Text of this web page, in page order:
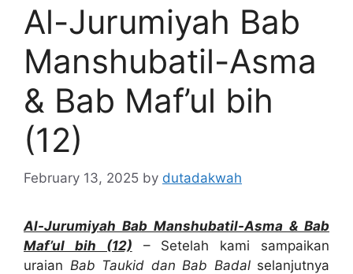
Al-Jurumiyah Bab
Manshubatil-Asma
& Bab Maf’ul bih
(12)
February 13, 2025 by dutadakwah
Al-Jurumiyah Bab Manshubatil-Asma & Bab
Maf’ul bih (12) – Setelah kami sampaikan
uraian Bab Taukid dan Bab Badalselanjutnya